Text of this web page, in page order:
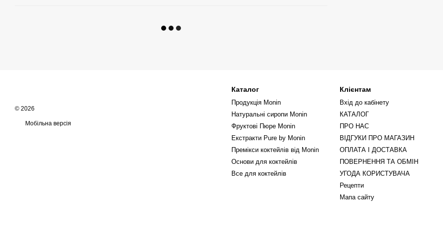
© 2026
Мобільна версія
Каталог
Продукція Monin
Натуральні сиропи Monin
Фруктові Пюре Monin
Екстракти Pure by Monin
Премікси коктейлів від Monin
Основи для коктейлів
Все для коктейлів
Клієнтам
Вхід до кабінету
КАТАЛОГ
ПРО НАС
ВІДГУКИ ПРО МАГАЗИН
ОПЛАТА І ДОСТАВКА
ПОВЕРНЕННЯ ТА ОБМІН
УГОДА КОРИСТУВАЧА
Рецепти
Мапа сайту